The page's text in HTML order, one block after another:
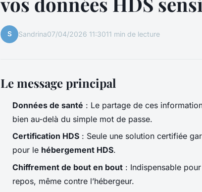
S Sandrina07/04/2026 11:3011 min de lecture
Le message principal
Données de santé : Le partage de ces
bien au-delà du simple mot de passe.
Certification HDS : Seule une solution certifiée
pour le hébergement HDS.
Chiffrement de bout en bout : Indispensable
repos, même contre l’hébergeur.